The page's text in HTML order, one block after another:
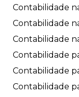
Contabilidade
Contabilidade
Contabilidade
Contabilidade
Contabilidade
Contabilidade